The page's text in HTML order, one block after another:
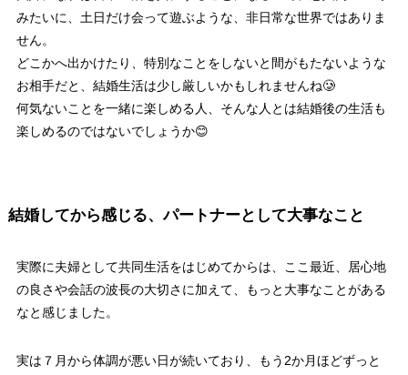
みたいに、土日だけ会って遊ぶような、非日常な世界ではありま
せん。
どこかへ出かけたり、特別なことをしないと間がもたないような
お相手だと、結婚生活は少し厳しいかもしれませんね🥲
何気ないことを一緒に楽しめる人、そんな人とは結婚後の生活も
楽しめるのではないでしょうか😊
結婚してから感じる、パートナーとして大事なこと
実際に夫婦として共同生活をはじめてからは、ここ最近、居心地
の良さや会話の波長の大切さに加えて、もっと大事なことがある
なと感じました。
実は７月から体調が悪い日が続いており、もう2か月ほどずっと